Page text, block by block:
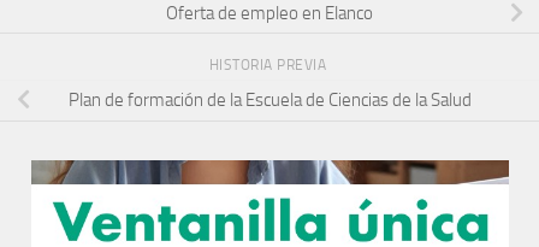
Oferta de empleo en Elanco
HISTORIA PREVIA
Plan de formación de la Escuela de Ciencias de la Salud